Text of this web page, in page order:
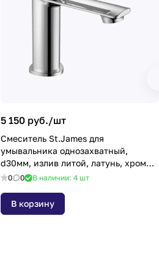
5 150 руб./шт
Смеситель St.James для
умывальника однозахватный,
d30мм, излив литой, латунь, хром
10410 GOLDEN FOX
0 0 В наличии: 4 шт
В корзину